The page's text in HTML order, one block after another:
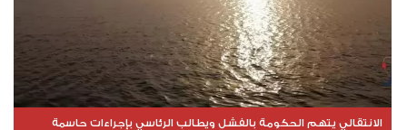
الانتقالي يتهم الحكومة بالفشل ويطالب الرئاسي بإجراءات حاسمة